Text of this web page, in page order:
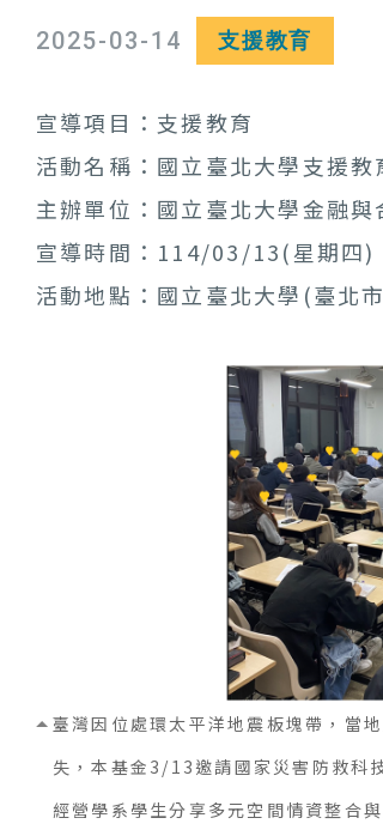
2025-03-14 支援教育
宣導項目：支援教育
活動名稱：國立臺北大學支援教
主辦單位：國立臺北大學金融與
宣導時間：114/03/13(星期四)
活動地點：國立臺北大學(臺北
臺灣因位處環太平洋地震板塊帶，當
失，本基金3/13邀請國家災害防救科
經營學系學生分享多元空間情資整合